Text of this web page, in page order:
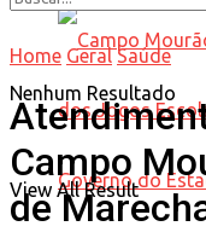
Nenhum Resultado
View All Result
Home Geral Saúde
Campo
de